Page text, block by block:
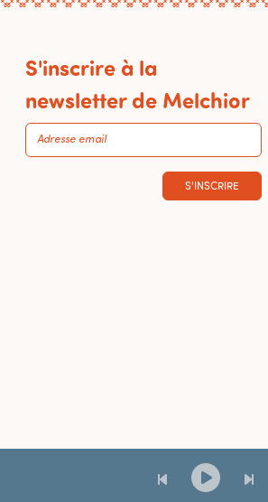
S'inscrire à la
newsletter de Melchior
S'INSCRIRE